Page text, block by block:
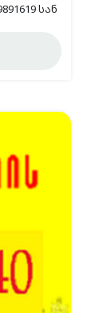
სან